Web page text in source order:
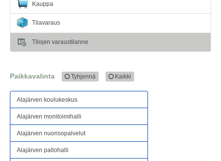
Kauppa
Tilavaraus
Tilojen varaustilanne
Paikkavalinta Tyhjennä Kaikki
Alajärven koulukeskus
Alajärven monitoimihalli
Alajärven nuorisopalvelut
Alajärven pallohalli